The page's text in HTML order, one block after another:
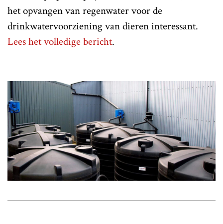
het opvangen van regenwater voor de
drinkwatervoorziening van dieren interessant.
Lees het volledige bericht.